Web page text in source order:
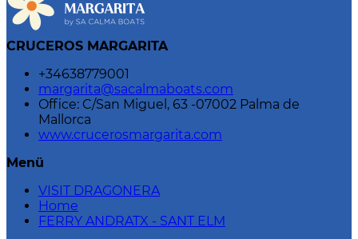
CRUCEROS MARGARITA
+34638779001
margarita@sacalmaboats.com
Office: C/San Miguel, 63 -07002 Palma de
Mallorca
www.crucerosmargarita.com
Menü
VISIT DRAGONERA
Home
FERRY ANDRATX - SANT ELM